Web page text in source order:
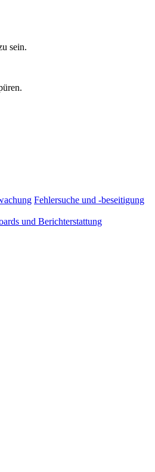
sein.
Fehlersuche und -beseitigung
und Berichterstattung